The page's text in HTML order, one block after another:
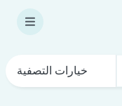
خيارات التصفية